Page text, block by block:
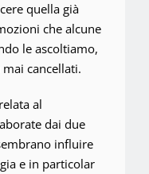
quella già
che alcune
le ascoltiamo,
cancellati.
al
dai due
influire
e in particolar